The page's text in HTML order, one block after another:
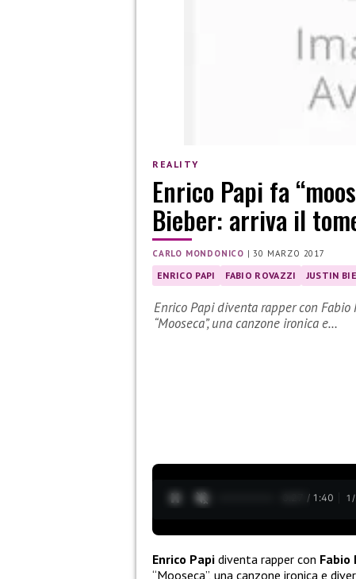
REALITY
Enrico Papi fa
Bieber: arriva il
CARLO MONDONICO |30 MARZO 2017
ENRICO PAPI FABIO ROVAZZI JUSTIN
Enrico Papi diventa rapper con Fabio
“Mooseca”, una canzone ironica e…
0:28 / 1:40 1 /
Enrico Papi diventa rapper con Fabio
“Mooseca”, una canzone ironica e